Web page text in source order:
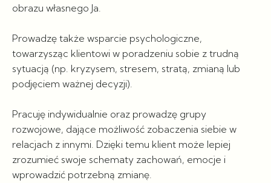
obrazu własnego Ja.
Prowadzę także wsparcie psychologiczne,
towarzysząc klientowi w poradzeniu sobie z trudną
sytuacją (np. kryzysem, stresem, stratą, zmianą lub
podjęciem ważnej decyzji).
Pracuję indywidualnie oraz prowadzę grupy
rozwojowe, dające możliwość zobaczenia siebie w
relacjach z innymi. Dzięki temu klient może lepiej
zrozumieć swoje schematy zachowań, emocje i
wprowadzić potrzebną zmianę.